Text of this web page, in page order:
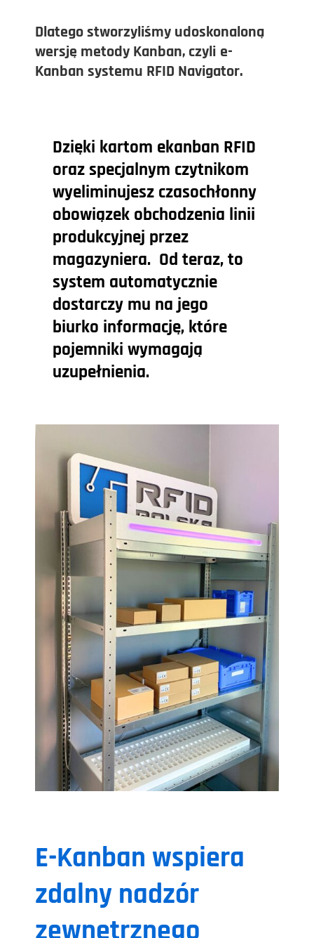
Dlatego stworzyliśmy udoskonaloną
wersję metody Kanban, czyli e-
Kanban systemu RFID Navigator.
Dzięki kartom ekanban RFID
oraz specjalnym czytnikom
wyeliminujesz czasochłonny
obowiązek obchodzenia linii
produkcyjnej przez
magazyniera. Od teraz, to
system automatycznie
dostarczy mu na jego
biurko informację, które
pojemniki wymagają
uzupełnienia.
E-Kanban wspiera
zdalny nadzór